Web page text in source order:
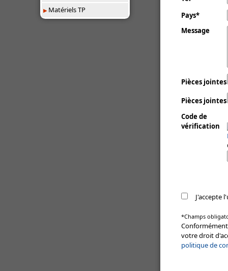
Matériels TP
Pays
Message
Pièces jointes
Pièces jointes
Code de
vérification
J'accepte
*Champs
votre droit
politique de